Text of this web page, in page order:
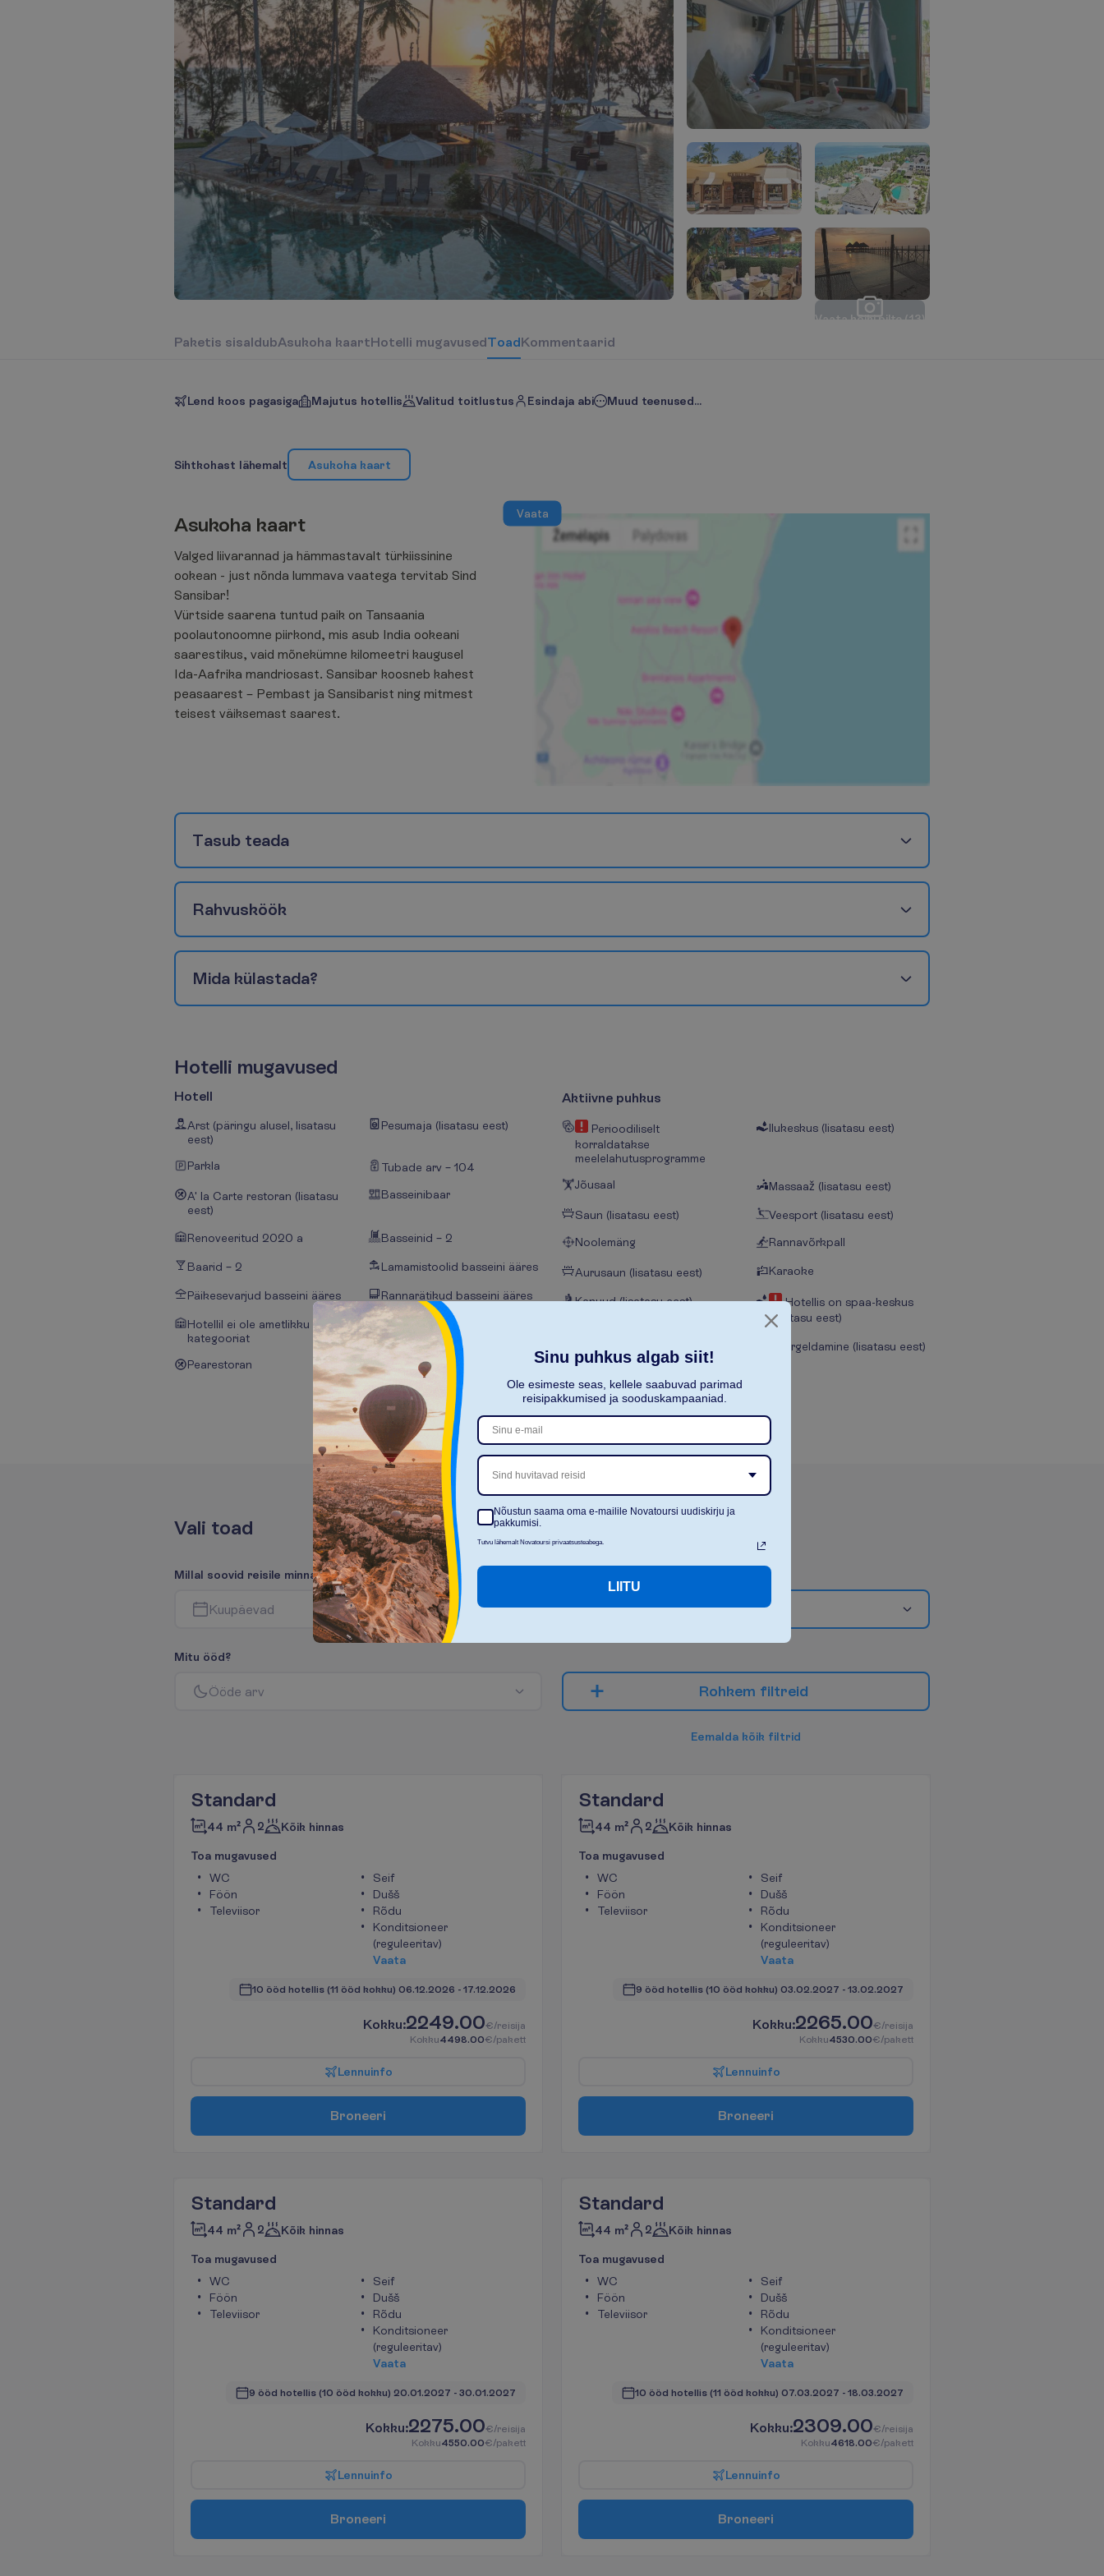
Vaata kõiki pilte (13)
Paketis sisaldubAsukoha kaartHotelli mugavusedToadKommentaarid
Lend koos pagasiga Majutus hotellis Valitud toitlustus Esindaja abi Muud teenused...
Sihtkohast lähemalt Asukoha kaart
Asukoha kaart
Valged liivarannad ja hämmastavalt türkiissinine
ookean - just nõnda lummava vaatega tervitab Sind
Sansibar!
Vürtside saarena tuntud paik on Tansaania
poolautonoomne piirkond, mis asub India ookeani
saarestikus, vaid mõnekümne kilomeetri kaugusel
Ida-Aafrika mandriosast. Sansibar koosneb kahest
peasaarest – Pembast ja Sansibarist ning mitmest
teisest väiksemast saarest.
Vaata
Tasub teada
Rahvusköök
Mida külastada?
Hotelli mugavused
Hotell
Arst (päringu alusel, lisatasu
eest)
Pesumaja (lisatasu eest)
Parkla Tubade arv – 104
A' la Carte restoran (lisatasu
eest)
Basseinibaar
Renoveeritud 2020 a Basseinid – 2
Baarid – 2 Lamamistoolid basseini ääres
Päikesevarjud basseini ääres Rannarätikud basseini ääres
Hotellil ei ole ametlikku
kategooriat
WiFi
Pearestoran
Aktiivne puhkus
Perioodiliselt
korraldatakse
meelelahutusprogramme
Ilukeskus (lisatasu eest)
Jõusaal Massaaž (lisatasu eest)
Saun (lisatasu eest) Veesport (lisatasu eest)
Noolemäng Rannavõrkpall
Aurusaun (lisatasu eest) Karaoke
Kanuud (lisatasu eest)
Hotellis on spaa-keskus
(lisatasu eest)
Snorgeldamine (lisatasu eest)
äita kõiki
Vali toad
Millal soovid reisile minna?
Kuupäevad 2
Mitu ööd?
Ööde arv Rohkem filtreid
Eemalda kõik filtrid
Standard
44 m² 2 Kõik hinnas
Toa mugavused
WC
Föön
Televiisor
Seif
Dušš
Rõdu
Konditsioneer
(reguleeritav)
Vaata
10 ööd hotellis (11 ööd kokku) 06.12.2026 - 17.12.2026
Kokku:2249.00€/reisija
Kokku4498.00€/pakett
Lennuinfo
Broneeri
Standard
44 m² 2 Kõik hinnas
Toa mugavused
WC
Föön
Televiisor
Seif
Dušš
Rõdu
Konditsioneer
(reguleeritav)
Vaata
9 ööd hotellis (10 ööd kokku) 03.02.2027 - 13.02.2027
Kokku:2265.00€/reisija
Kokku4530.00€/pakett
Lennuinfo
Broneeri
Standard
44 m² 2 Kõik hinnas
Toa mugavused
WC
Föön
Televiisor
Seif
Dušš
Rõdu
Konditsioneer
(reguleeritav)
Vaata
9 ööd hotellis (10 ööd kokku) 20.01.2027 - 30.01.2027
Kokku:2275.00€/reisija
Kokku4550.00€/pakett
Lennuinfo
Broneeri
Standard
44 m² 2 Kõik hinnas
Toa mugavused
WC
Föön
Televiisor
Seif
Dušš
Rõdu
Konditsioneer
(reguleeritav)
Vaata
10 ööd hotellis (11 ööd kokku) 07.03.2027 - 18.03.2027
Kokku:2309.00€/reisija
Kokku4618.00€/pakett
Lennuinfo
Broneeri
Sinu puhkus algab siit!
Ole esimeste seas, kellele saabuvad parimad
reisipakkumised ja sooduskampaaniad.
Sind huvitavad reisid
Nõustun saama oma e-mailile Novatoursi uudiskirju ja
pakkumisi.
Tutvu lähemalt Novatoursi privaatsusteabega.
LIITU